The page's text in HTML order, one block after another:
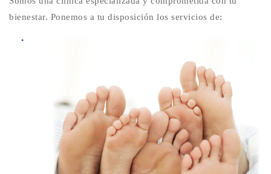
bienestar. Ponemos a tu disposición los servicios de: